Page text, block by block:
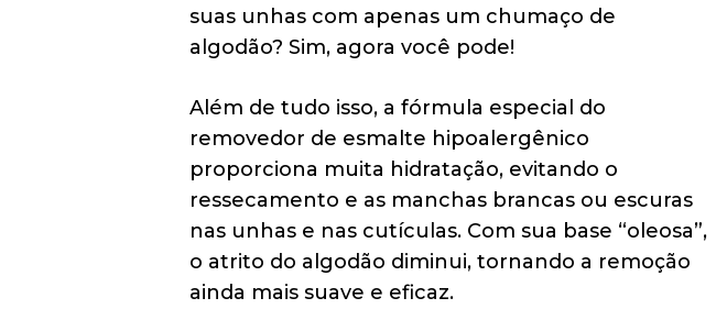
suas unhas com apenas um chumaço de
algodão? Sim, agora você pode!
Além de tudo isso, a fórmula especial do
removedor de esmalte hipoalergênico
proporciona muita hidratação, evitando o
ressecamento e as manchas brancas ou escuras
nas unhas e nas cutículas. Com sua base “oleosa”,
o atrito do algodão diminui, tornando a remoção
ainda mais suave e eficaz.